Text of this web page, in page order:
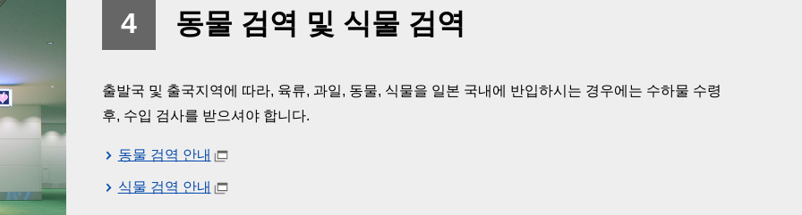
4 동물 검역 및 식물 검역
출발국 및 출국지역에 따라, 육류, 과일, 동물, 식물을 일본 국내에 반입하시는 경우에는 수하물 수령
후, 수입 검사를 받으셔야 합니다.
동물 검역 안내
식물 검역 안내